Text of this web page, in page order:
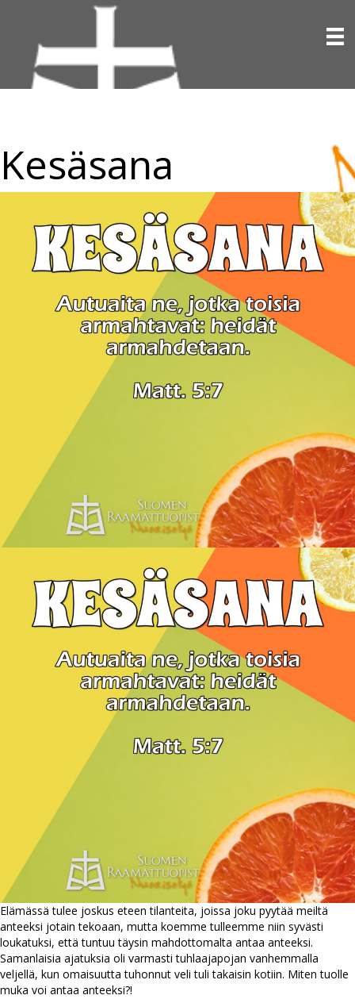
Kesäsana
Elämässä tulee joskus eteen tilanteita, joissa joku pyytää meiltä
anteeksi jotain tekoaan, mutta koemme tulleemme niin syvästi
loukatuksi, että tuntuu täysin mahdottomalta antaa anteeksi.
Samanlaisia ajatuksia oli varmasti tuhlaajapojan vanhemmalla
veljellä, kun omaisuutta tuhonnut veli tuli takaisin kotiin. Miten tuolle
muka voi antaa anteeksi?!